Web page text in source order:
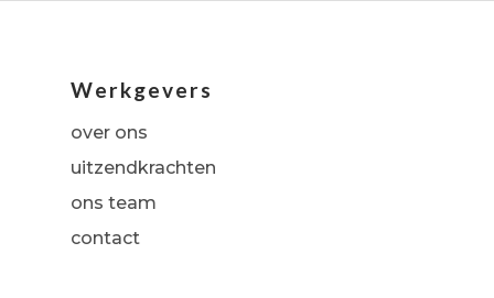
Werkgevers
over ons
uitzendkrachten
ons team
contact